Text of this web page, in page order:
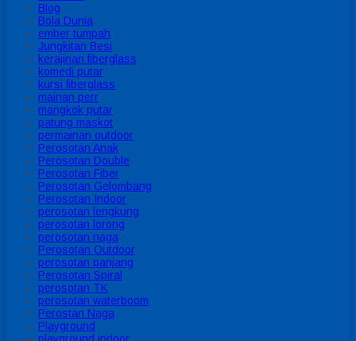
Blog
Bola Dunia
ember tumpah
Jungkitan Besi
kerajinan fiberglass
komedi putar
kursi fiberglass
mainan perr
mangkok putar
patung maskot
permainan outdoor
Perosotan Anak
Perosotan Double
Perosotan Fiber
Perosotan Gelombang
Perosotan Indoor
perosotan lengkung
perosotan lorong
perosotan naga
Perosotan Outdoor
perosotan panjang
Perosotan Spiral
perosotan TK
perosotan waterboom
Perostan Naga
Playground
playground indoor